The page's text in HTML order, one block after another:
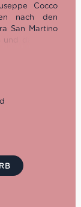
Cocco
nach den
San Martino
das kalte
homogenen
und die
um
zu bieten hat.
Naturschutz.
liegen
Denn